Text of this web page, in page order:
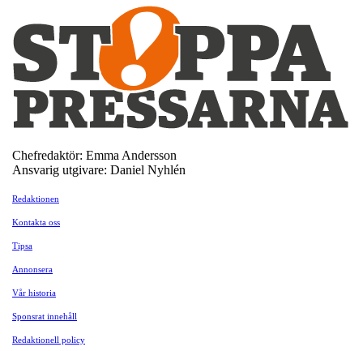
Chefredaktör: Emma Andersson
Ansvarig utgivare: Daniel Nyhlén
Redaktionen
Kontakta oss
Tipsa
Annonsera
Vår historia
Sponsrat innehåll
Redaktionell policy